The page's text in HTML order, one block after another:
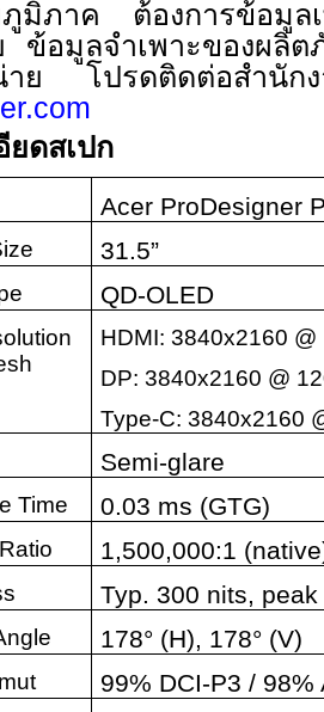
มิภาค ต้องการข้อมูลเ
ข้อมูลจำเพาะของผลิ
าย โปรดติดต่อสำนัก
ยดสเปก
Acer ProDesigner
31.5”
QD-OLED
HDMI: 3840x2160 @
DP: 3840x2160 @
Type-C: 3840x2160
Semi-glare
Time 0.03 ms (GTG)
1,500,000:1
Typ. 300 nits,
178° (H), 178° (V)
99% DCI-P3 / 98%